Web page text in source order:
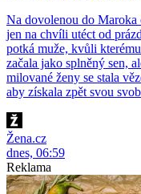
Na dovolenou do Maroka
jen na chvíli utéct od
potká muže, kvůli
začala jako splněný sen,
milované ženy se stala
aby získala zpět svou
Žena.cz
dnes, 06:59
Reklama